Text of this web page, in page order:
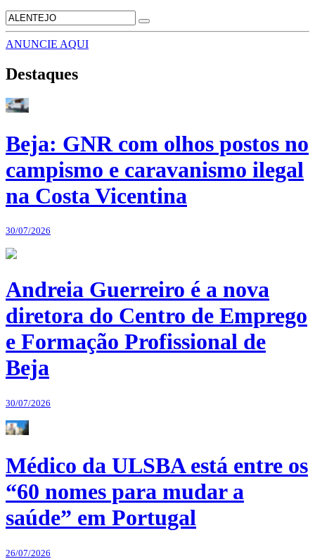
ANUNCIE AQUI
Destaques
Beja: GNR com olhos postos no
campismo e caravanismo ilegal
na Costa Vicentina
30/07/2026
Andreia Guerreiro é a nova
diretora do Centro de Emprego
e Formação Profissional de
Beja
30/07/2026
Médico da ULSBA está entre os
“60 nomes para mudar a
saúde” em Portugal
26/07/2026